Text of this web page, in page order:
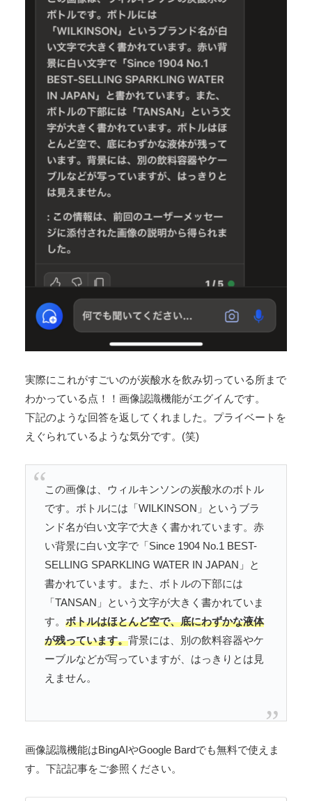
実際にこれがすごいのが炭酸水を飲み切っている所まで
わかっている点！！画像認識機能がエグイんです。
下記のような回答を返してくれました。プライベートを
えぐられているような気分です。(笑)
この画像は、ウィルキンソンの炭酸水のボトル
です。ボトルには「WILKINSON」というブラ
ンド名が白い文字で大きく書かれています。赤
い背景に白い文字で「Since 1904 No.1 BEST-
SELLING SPARKLING WATER IN JAPAN」と
書かれています。また、ボトルの下部には
「TANSAN」という文字が大きく書かれていま
す。 ボトルはほとんど空で、底にわずかな液体
が残っています。背景には、別の飲料容器やケ
ーブルなどが写っていますが、はっきりとは見
えません。
画像認識機能はBingAIやGoogle Bardでも無料で使えま
す。下記記事をご参照ください。